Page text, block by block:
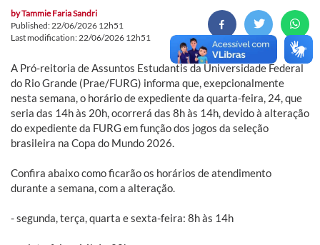
byTammie Faria Sandri
Published: 22/06/2026 12h51
Last modification: 22/06/2026 12h51
A Pró-reitoria de Assuntos Estudantis da Universidade Federal
do Rio Grande (Prae/FURG) informa que, exepcionalmente
nesta semana, o horário de expediente da quarta-feira, 24, que
seria das 14h às 20h, ocorrerá das 8h às 14h, devido à alteração
do expediente da FURG em função dos jogos da seleção
brasileira na Copa do Mundo 2026.
Confira abaixo como ficarão os horários de atendimento
durante a semana, com a alteração.
- segunda, terça, quarta e sexta-feira: 8h às 14h